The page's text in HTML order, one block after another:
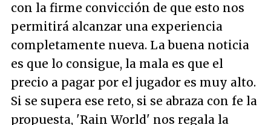
con la firme convicción de que esto nos
permitirá alcanzar una experiencia
completamente nueva. La buena noticia
es que lo consigue, la mala es que el
precio a pagar por el jugador es muy alto.
Si se supera ese reto, si se abraza con fe la
propuesta, 'Rain World' nos regala la